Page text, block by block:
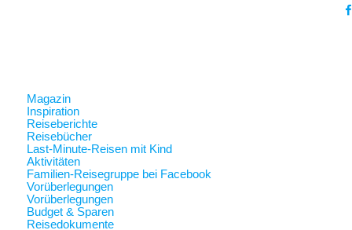
Magazin
Inspiration
Reiseberichte
Reisebücher
Last-Minute-Reisen mit Kind
Aktivitäten
Familien-Reisegruppe bei Facebook
Vorüberlegungen
Vorüberlegungen
Budget & Sparen
Reisedokumente